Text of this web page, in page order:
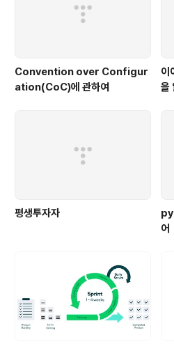
Convention over Configur
ation(CoC)에 관하여
이
을
평생투자자
어